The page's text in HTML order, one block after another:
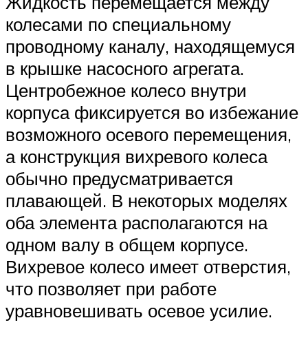
колесами по специальному
проводному каналу, находящемуся
в крышке насосного агрегата.
Центробежное колесо внутри
корпуса фиксируется во избежание
возможного осевого перемещения,
а конструкция вихревого колеса
обычно предусматривается
плавающей. В некоторых моделях
оба элемента располагаются на
одном валу в общем корпусе.
Вихревое колесо имеет отверстия,
что позволяет при работе
уравновешивать осевое усилие.